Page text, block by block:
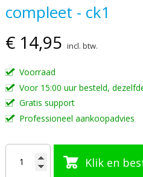
het
van
de
afbeeldingen-
gallerij
compleet - ck1
€ 14,95 incl. btw.
Voorraad
Voor 15:00 uur besteld,
Gratis support
Professioneel aankoopadvies
Klik en